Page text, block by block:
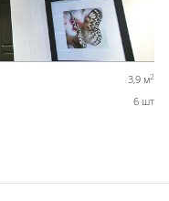
3,9 м2
6 шт